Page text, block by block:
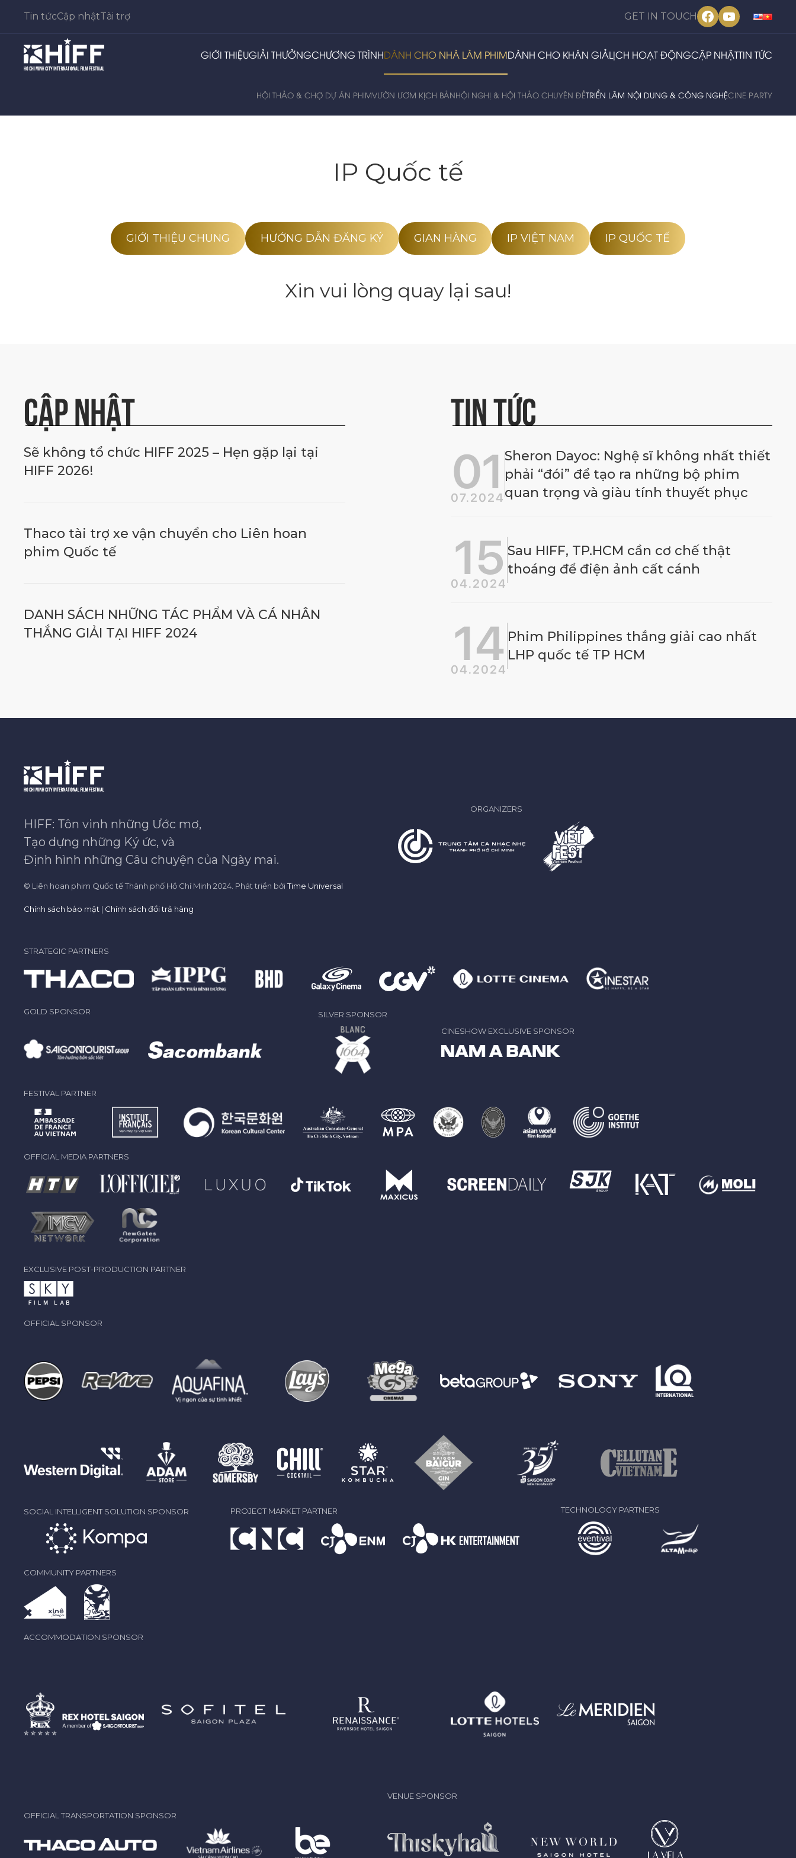
Tin tứcCập nhậtTài trợ GET IN TOUCH Facebook
YouTube
GIỚI THIỆUGIẢI THƯỞNGCHƯƠNG TRÌNHDÀNH CHO NHÀ LÀM PHIM
HỘI THẢO & CHỢ DỰ ÁN PHIMVƯỜN ƯƠM KỊCH BẢNHỘI NGHỊ & HỘI THẢO CHUYÊN ĐỀTRIỂN LÃM NỘI DUNG & CÔNG NGHỆCINE PARTY
DÀNH CHO KHÁN GIẢLỊCH HOẠT ĐỘNGCẬP NHẬTTIN TỨC
IP Quốc tế
GIỚI THIỆU CHUNG HƯỚNG DẪN ĐĂNG KÝ GIAN HÀNG IP VIỆT NAM IP QUỐC TẾ
Xin vui lòng quay lại sau!
CẬP NHẬT
Sẽ không tổ chức HIFF 2025 – Hẹn gặp lại tại
HIFF 2026!
Thaco tài trợ xe vận chuyển cho Liên hoan
phim Quốc tế
DANH SÁCH NHỮNG TÁC PHẨM VÀ CÁ NHÂN
THẮNG GIẢI TẠI HIFF 2024
TIN TỨC
01
07.2024
Sheron Dayoc: Nghệ sĩ không nhất thiết
phải “đói” để tạo ra những bộ phim
quan trọng và giàu tính thuyết phục
15
04.2024
Sau HIFF, TP.HCM cần cơ chế thật
thoáng để điện ảnh cất cánh
14
04.2024
Phim Philippines thắng giải cao nhất
LHP quốc tế TP HCM
HIFF: Tôn vinh những Ước mơ,
Tạo dựng những Ký ức, và
Định hình những Câu chuyện của Ngày mai.
© Liên hoan phim Quốc tế Thành phố Hồ Chí Minh 2024. Phát triển bởiTime Universal
Chính sách bảo mật | Chính sách đổi trả hàng
ORGANIZERS
STRATEGIC PARTNERS
GOLD SPONSOR
SILVER SPONSOR
CINESHOW EXCLUSIVE SPONSOR
FESTIVAL PARTNER
OFFICIAL MEDIA PARTNERS
EXCLUSIVE POST-PRODUCTION PARTNER
OFFICIAL SPONSOR
SOCIAL INTELLIGENT SOLUTION SPONSOR PROJECT MARKET PARTNER TECHNOLOGY PARTNERS
COMMUNITY PARTNERS
ACCOMMODATION SPONSOR
OFFICIAL TRANSPORTATION SPONSOR
VENUE SPONSOR